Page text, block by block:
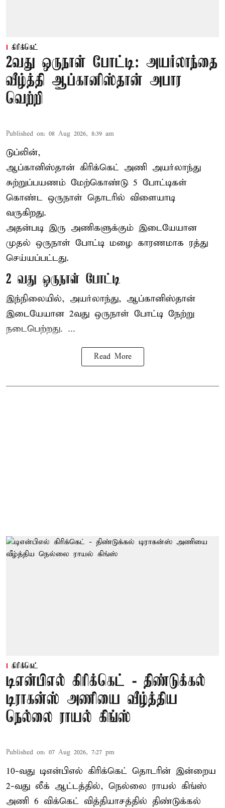
கிரிக்கெட்
2வது ஒருநாள் போட்டி: அயர்லாந்தை
வீழ்த்தி ஆப்கானிஸ்தான் அபார
வெற்றி
Published on: 08 Aug 2026, 8:39 am
டுப்லின்,
ஆப்கானிஸ்தான் கிரிக்கெட் அணி அயர்லாந்து
சுற்றுப்பயணம் மேற்கொண்டு 5 போட்டிகள்
கொண்ட ஒருநாள் தொடரில் விளையாடி
வருகிறது.
அதன்படி இரு அணிகளுக்கும் இடையேயான
முதல் ஒருநாள் போட்டி மழை காரணமாக ரத்து
செய்யப்பட்டது.
2 வது ஒருநாள் போட்டி
இந்நிலையில், அயர்லாந்து, ஆப்கானிஸ்தான்
இடையேயான 2வது ஒருநாள் போட்டி நேற்று
நடைபெற்றது. ...
Read More
கிரிக்கெட்
டிஎன்பிஎல் கிரிக்கெட் - திண்டுக்கல்
டிராகன்ஸ் அணியை வீழ்த்திய
நெல்லை ராயல் கிங்ஸ்
Published on: 07 Aug 2026, 7:27 pm
10-வது டிஎன்பிஎல் கிரிக்கெட் தொடரின் இன்றைய
2-வது லீக் ஆட்டத்தில், நெல்லை ராயல் கிங்ஸ்
அணி 6 விக்கெட் வித்தியாசத்தில் திண்டுக்கல்